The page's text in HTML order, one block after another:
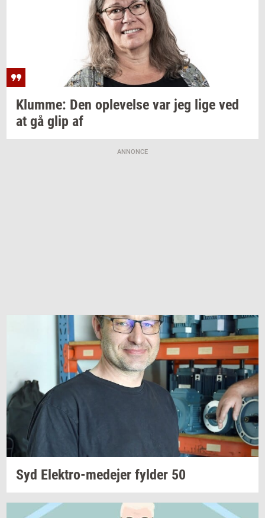
Klum­me: Den op­le­vel­se var jeg lige ved
at gå glip af
ANNONCE
Syd Elektro-​medejer fyl­der 50